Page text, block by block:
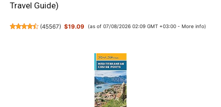
Travel Guide)
(45567) $19.09 (as of 07/08/2026 02:09 GMT +03:00 - More info)